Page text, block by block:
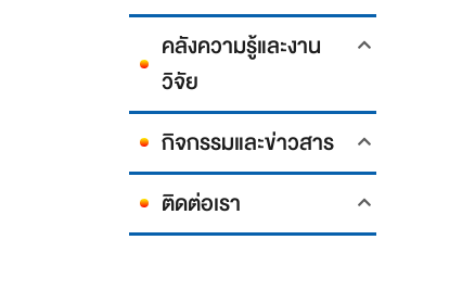
คลังความรู้และงาน
วิจัย
กิจกรรมและข่าวสาร
ติดต่อเรา